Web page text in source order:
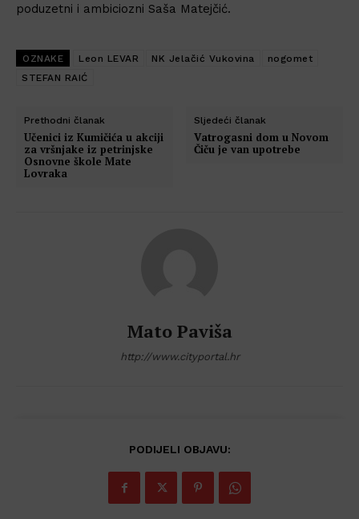
poduzetni i ambiciozni Saša Matejčić.
OZNAKE Leon LEVAR NK Jelačić Vukovina
nogomet
STEFAN RAIĆ
Prethodni članak
Učenici iz Kumičića u akciji
za vršnjake iz petrinjske
Osnovne škole Mate
Lovraka
Sljedeći članak
Vatrogasni dom u Novom
Čiču je van upotrebe
Mato Paviša
http://www.cityportal.hr
PODIJELI OBJAVU: